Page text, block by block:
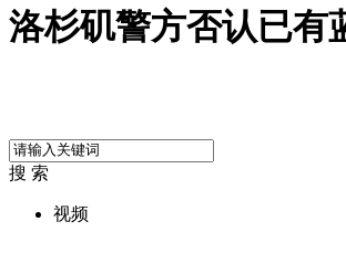
洛杉矶警方否认已有
搜 索
视频